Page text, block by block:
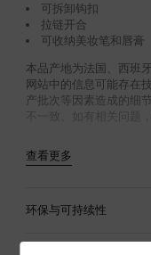
可拆卸钩扣
拉链开合
可收纳美妆笔和唇膏
本品产地为法国、西班
网站中的信息可能存在
产批次等因素造成的细
不一致。如有相关问题
查看更多
环保与可持续性